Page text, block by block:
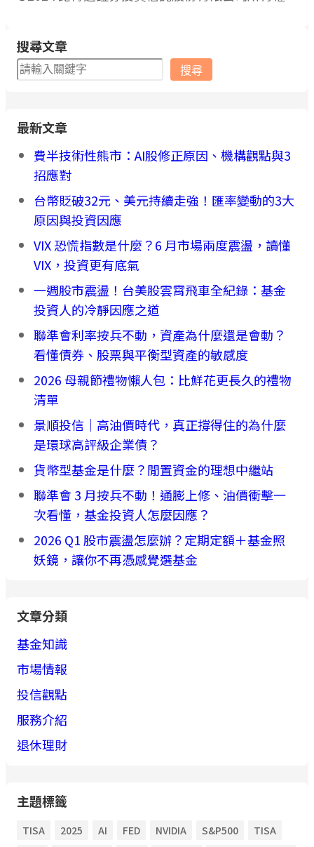
搜尋文章
搜
尋
搜尋
最新文章
費半技術性熊市：AI股修正原因、機構觀點與3
招應對
台幣貶破32元、美元持續走強！匯率變動的3大
原因與投資因應
VIX 恐慌指數是什麼？6 月市場兩度震盪，讀懂
VIX，投資更有底氣
一週股市震盪！台美股雲霄飛車全紀錄：基金
投資人的冷靜因應之道
聯準會利率按兵不動，資產為什麼還是會動？
看懂債券、股票與平衡型資產的敏感度
2026 母親節禮物懶人包：比鮮花更長久的禮物
清單
景順投信｜高油價時代，真正撐得住的為什麼
是環球高評級企業債？
貨幣型基金是什麼？閒置資金的理想中繼站
聯準會 3 月按兵不動！通膨上修、油價衝擊一
次看懂，基金投資人怎麼因應？
2026 Q1 股市震盪怎麼辦？定期定額＋基金照
妖鏡，讓你不再憑感覺選基金
文章分類
基金知識
市場情報
投信觀點
服務介紹
退休理財
主題標籤
TISA 2025 AI FED NVIDIA S&P500
TISA